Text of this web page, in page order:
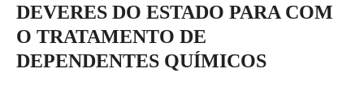
DEVERES DO ESTADO PARA COM
O TRATAMENTO DE
DEPENDENTES QUÍMICOS